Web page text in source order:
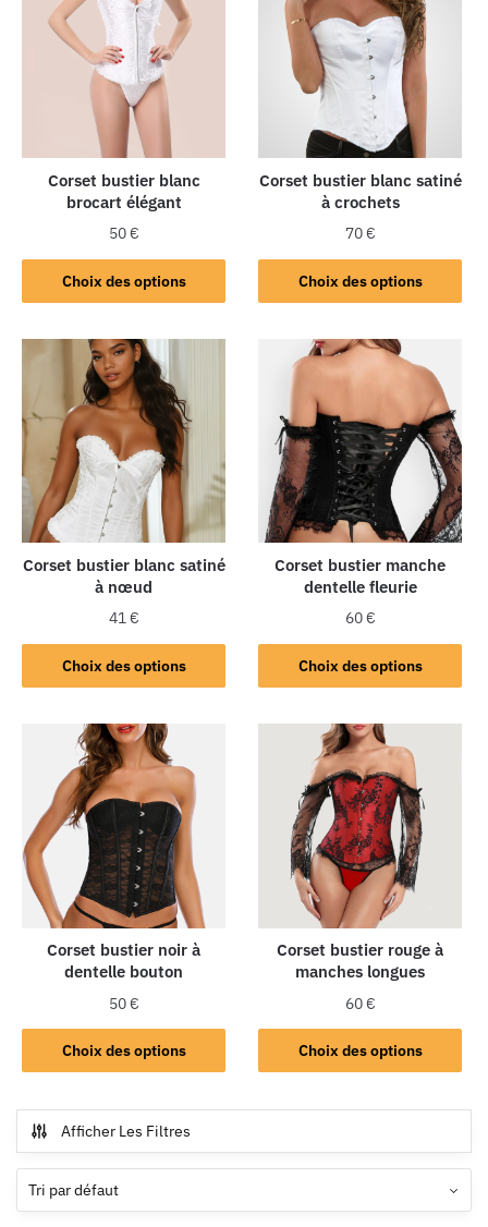
Corset bustier blanc
brocart élégant
50€
Choix des options
Corset bustier blanc satiné
à crochets
70€
Choix des options
Corset bustier blanc satiné
à nœud
41€
Choix des options
Corset bustier manche
dentelle fleurie
60€
Choix des options
Corset bustier noir à
dentelle bouton
50€
Choix des options
Corset bustier rouge à
manches longues
60€
Choix des options
Afficher Les Filtres